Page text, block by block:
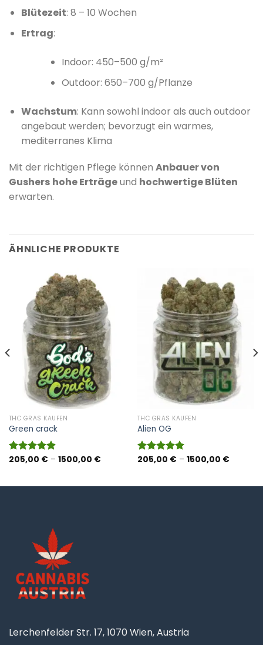
Blütezeit: 8 – 10 Wochen
Ertrag:
Indoor: 450–500 g/m²
Outdoor: 650–700 g/Pflanze
Wachstum: Kann sowohl indoor als auch outdoor
angebaut werden; bevorzugt ein warmes,
mediterranes Klima
Mit der richtigen Pflege können Anbauer von
Gushers hohe Erträgeund hochwertige Blüten
erwarten.
ÄHNLICHE PRODUKTE
THC GRAS KAUFEN
Green crack
Bewertet
205,00 € – 1500,00 €Preisspanne:
THC GRAS KAUFEN
Alien OG
Bewertet
205,00 € – 1500,00 €
Lerchenfelder Str. 17, 1070 Wien, Austria